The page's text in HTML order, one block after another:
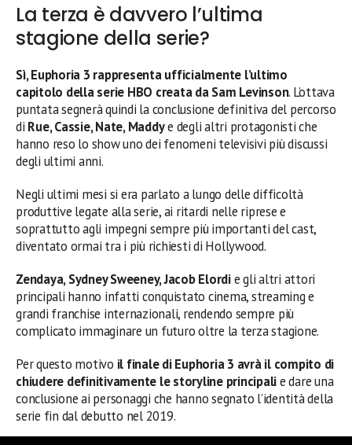
La terza è davvero l’ultima
stagione della serie?
Sì, Euphoria 3 rappresenta ufficialmente l’ultimo
capitolo della serie HBO creata da Sam Levinson. L’ottava
puntata segnerà quindi la conclusione definitiva del percorso
di Rue, Cassie, Nate, Maddye degli altri protagonisti che
hanno reso lo show uno dei fenomeni televisivi più discussi
degli ultimi anni.
Negli ultimi mesi si era parlato a lungo delle difficoltà
produttive legate alla serie, ai ritardi nelle riprese e
soprattutto agli impegni sempre più importanti del cast,
diventato ormai tra i più richiesti di Hollywood.
Zendaya, Sydney Sweeney, Jacob Elordie gli altri attori
principali hanno infatti conquistato cinema, streaming e
grandi franchise internazionali, rendendo sempre più
complicato immaginare un futuro oltre la terza stagione.
Per questo motivo il finale di Euphoria 3 avrà il compito di
chiudere definitivamente le storyline principalie dare una
conclusione ai personaggi che hanno segnato l’identità della
serie fin dal debutto nel 2019.